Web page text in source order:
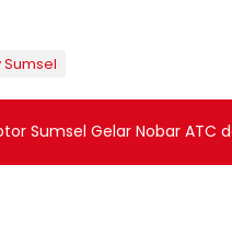
Sumsel Gelar Nobar ATC